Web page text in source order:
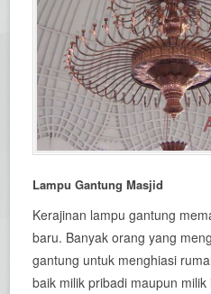
Lampu Gantung Masjid
Kerajinan lampu gantung
baru. Banyak orang yang
gantung untuk menghiasi
baik milik pribadi maupun